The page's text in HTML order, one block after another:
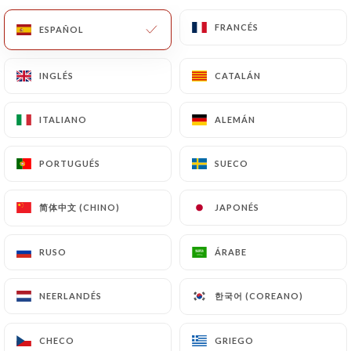
MENÚ
ESPAÑOL FRANCÉS
INGLÉS CATALÁN
ITALIANO ALEMÁN
PORTUGUÉS SUECO
简体中文 (CHINO) JAPONÉS
RUSO ÁRABE
NEERLANDÉS 한국어 (COREANO)
CHECO GRIEGO
Contacto
Au ti breizh
ESPAÑOL FRANCÉS
INGLÉS CATALÁN
ITALIANO ALEMÁN
PORTUGUÉS SUECO
简体中文 (CHINO) JAPONÉS
RUSO ÁRABE
NEERLANDÉS 한국어 (COREANO)
CHECO GRIEGO